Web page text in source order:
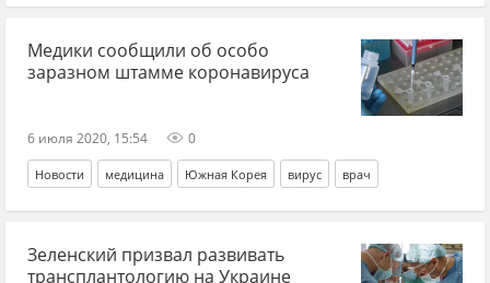
Александр Лукашенко
Медики сообщили об особо
заразном штамме коронавируса
6 июля 2020, 15:54 0
Новости медицина Южная Корея вирус врач
Зеленский призвал развивать
трансплантологию на Украине